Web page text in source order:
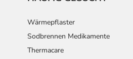
Wärmepflaster
Sodbrennen Medikamente
Thermacare